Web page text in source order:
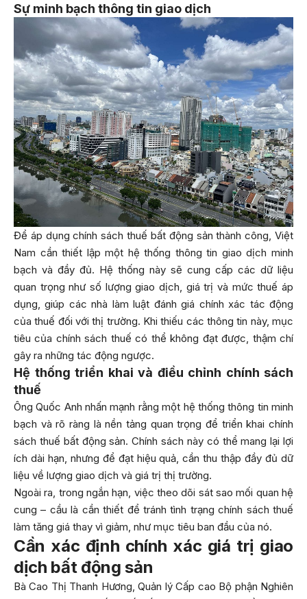
Sự minh bạch thông tin giao dịch
Để áp dụng chính sách thuế bất động sản thành công, Việt
Nam cần thiết lập một hệ thống thông tin giao dịch minh
bạch và đầy đủ. Hệ thống này sẽ cung cấp các dữ liệu
quan trọng như số lượng giao dịch, giá trị và mức thuế áp
dụng, giúp các nhà làm luật đánh giá chính xác tác động
của thuế đối với thị trường. Khi thiếu các thông tin này, mục
tiêu của chính sách thuế có thể không đạt được, thậm chí
gây ra những tác động ngược.
Hệ thống triển khai và điều chỉnh chính sách
thuế
Ông Quốc Anh nhấn mạnh rằng một hệ thống thông tin minh
bạch và rõ ràng là nền tảng quan trọng để triển khai chính
sách thuế bất động sản. Chính sách này có thể mang lại lợi
ích dài hạn, nhưng để đạt hiệu quả, cần thu thập đầy đủ dữ
liệu về lượng giao dịch và giá trị thị trường.
Ngoài ra, trong ngắn hạn, việc theo dõi sát sao mối quan hệ
cung – cầu là cần thiết để tránh tình trạng chính sách thuế
làm tăng giá thay vì giảm, như mục tiêu ban đầu của nó.
Cần xác định chính xác giá trị giao
dịch bất động sản
Bà Cao Thị Thanh Hương, Quản lý Cấp cao Bộ phận Nghiên